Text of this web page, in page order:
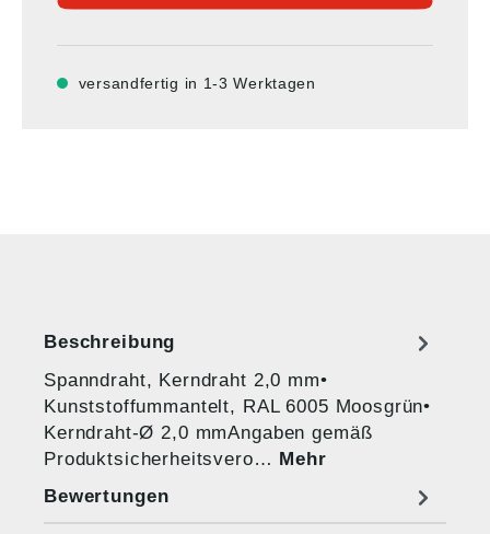
versandfertig in 1-3 Werktagen
Beschreibung
Spanndraht, Kerndraht 2,0 mm•
Kunststoffummantelt, RAL 6005 Moosgrün•
Kerndraht-Ø 2,0 mmAngaben gemäß
Produktsicherheitsvero… Mehr
Bewertungen